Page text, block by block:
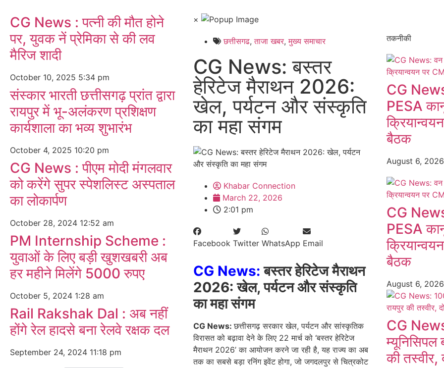
CG News : पत्नी की मौत होने
पर, युवक नें प्रेमिका से की लव
मैरिज शादी
October 10, 2025 5:34 pm
संस्कार भारती छत्तीसगढ़ प्रांत द्वारा
रायपुर में भू-अलंकरण प्रशिक्षण
कार्यशाला का भव्य शुभारंभ
October 4, 2025 10:20 pm
CG News : पीएम मोदी मंगलवार
को करेंगे सुपर स्पेशलिस्ट अस्पताल
का लोकार्पण
October 28, 2024 12:52 am
PM Internship Scheme :
युवाओं के लिए बड़ी खुशखबरी अब
हर महीने मिलेंगे 5000 रुपए
October 5, 2024 1:28 am
Rail Rakshak Dal : अब नहीं
होंगे रेल हादसे बना रेलवे रक्षक दल
September 24, 2024 11:18 pm
×
छत्तीसगढ,ताजा खबर,मुख्य समाचार​
CG News: बस्तर
हेरिटेज मैराथन 2026:
खेल, पर्यटन और संस्कृति
का महा संगम
Khabar Connection
March 22, 2026
2:01 pm
Facebook Twitter WhatsApp Email
CG News:बस्तर हेरिटेज मैराथन
2026: खेल, पर्यटन और संस्कृति
का महा संगम
CG News:छत्तीसगढ़ सरकार खेल, पर्यटन और सांस्कृतिक
विरासत को बढ़ावा देने के लिए 22 मार्च को ‘बस्तर हेरिटेज
मैराथन 2026’ का आयोजन करने जा रही है, यह राज्य का अब
तक का सबसे बड़ा रनिंग इवेंट होगा, जो जगदलपुर से चित्रकोट
तकनीकी
CG
PESA
बैठक
August 6,
CG
PESA
बैठक
August 6,
CG
म्यूनिसिपल
की तस्वीर,